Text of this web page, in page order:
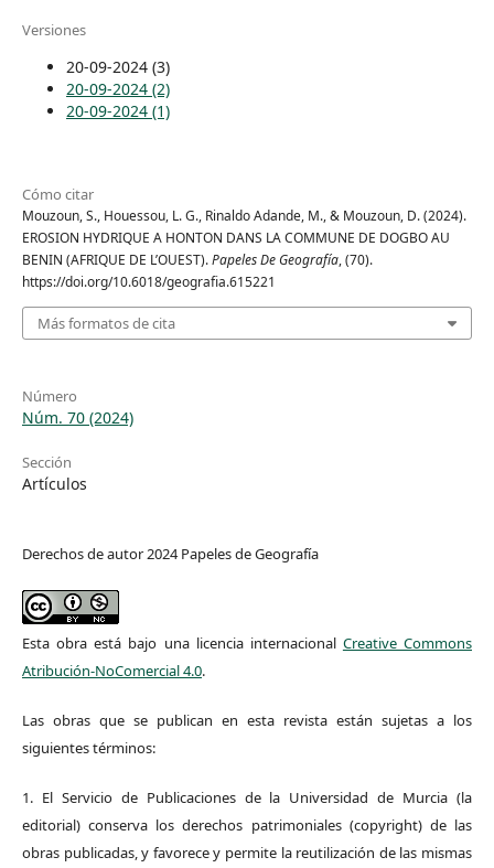
Versiones
20-09-2024 (3)
20-09-2024 (2)
20-09-2024 (1)
Cómo citar
Mouzoun, S., Houessou, L. G., Rinaldo Adande, M., & Mouzoun, D. (2024).
EROSION HYDRIQUE A HONTON DANS LA COMMUNE DE DOGBO AU
BENIN (AFRIQUE DE L’OUEST).Papeles De Geografía, (70).
https://doi.org/10.6018/geografia.615221
Más formatos de cita
Número
Núm. 70 (2024)
Sección
Artículos
Derechos de autor 2024 Papeles de Geografía
Esta obra está bajo una licencia internacional Creative Commons
Atribución-NoComercial 4.0.
Las obras que se publican en esta revista están sujetas a los
siguientes términos:
1. El Servicio de Publicaciones de la Universidad de Murcia (la
editorial) conserva los derechos patrimoniales (copyright) de las
obras publicadas, y favorece y permite la reutilización de las mismas